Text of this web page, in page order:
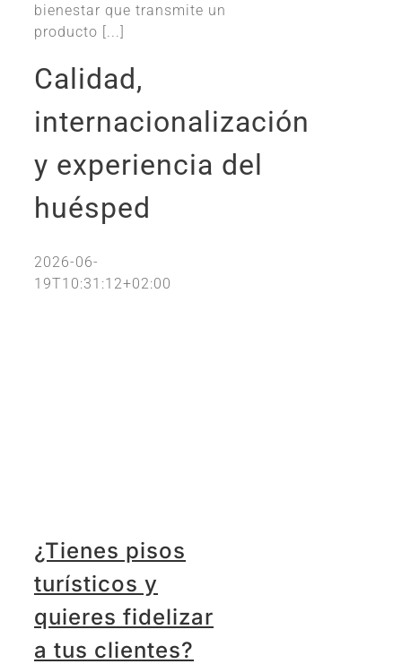
bienestar que transmite un
producto [...]
Calidad,
internacionalización
y experiencia del
huésped
2026-06-
19T10:31:12+02:00
¿Tienes pisos
turísticos y
quieres fidelizar
a tus clientes?